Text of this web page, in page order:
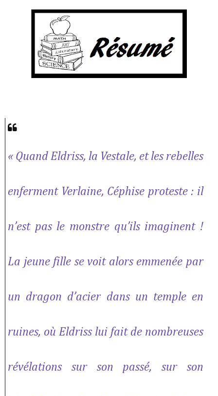
« Quand Eldriss, la Vestale, et les rebelles
enferment Verlaine, Céphise proteste : il
n’est pas le monstre qu’ils imaginent !
La jeune fille se voit alors emmenée par
un dragon d’acier dans un temple en
ruines, où Eldriss lui fait de nombreuses
révélations sur son passé, sur son